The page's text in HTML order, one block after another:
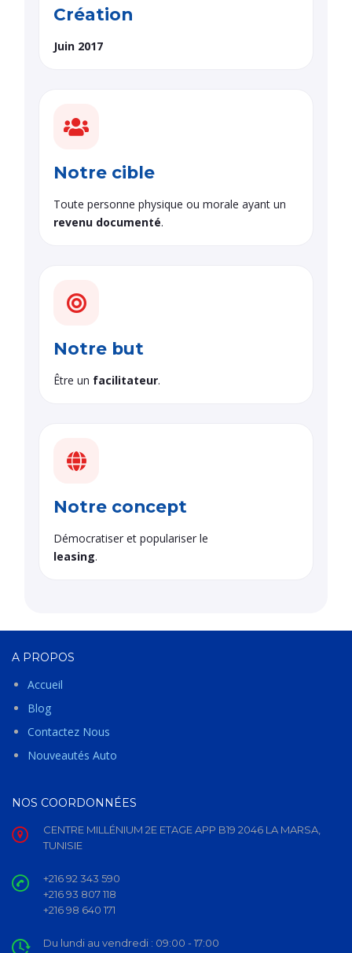
Création
Juin 2017
Notre cible
Toute personne physique ou morale ayant un
revenu documenté.
Notre but
Être un facilitateur.
Notre concept
Démocratiser et populariser le
leasing.
A PROPOS
Accueil
Blog
Contactez Nous
Nouveautés Auto
NOS COORDONNÉES
CENTRE MILLÉNIUM 2E ETAGE APP B19 2046 LA MARSA,
TUNISIE
+216 92 343 590
+216 93 807 118
+216 98 640 171
Du lundi au vendredi : 09:00 - 17:00